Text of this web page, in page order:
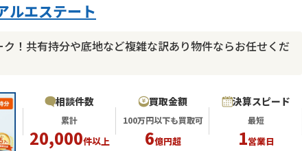
ルエステート
！共有持分や底地など複雑な訳あり物件ならお任せくだ
相談件数
累計
20,000件以上
買取金額
100万円以下も買取可
6億円超
決算スピード
最短
1営業日